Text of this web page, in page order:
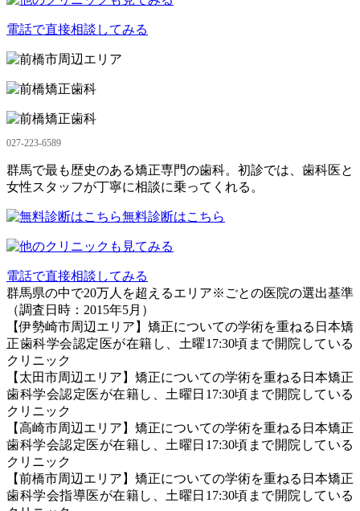
電話で直接相談してみる
027-223-6589
群馬で最も歴史のある矯正専門の歯科。初診では、歯科医と
女性スタッフが丁寧に相談に乗ってくれる。
無料診断はこちら
電話で直接相談してみる
群馬県の中で20万人を超えるエリア※ごとの医院の選出基準
（調査日時：2015年5月）
【伊勢崎市周辺エリア】矯正についての学術を重ねる日本矯
正歯科学会認定医が在籍し、土曜17:30頃まで開院している
クリニック
【太田市周辺エリア】矯正についての学術を重ねる日本矯正
歯科学会認定医が在籍し、土曜日17:30頃まで開院している
クリニック
【高崎市周辺エリア】矯正についての学術を重ねる日本矯正
歯科学会認定医が在籍し、土曜日17:30頃まで開院している
クリニック
【前橋市周辺エリア】矯正についての学術を重ねる日本矯正
歯科学会指導医が在籍し、土曜日17:30頃まで開院している